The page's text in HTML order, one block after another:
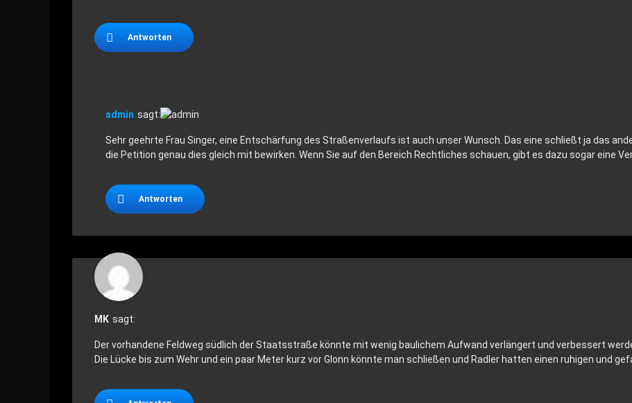
Antworten
admin sagt:
Sehr geehrte Frau Singer, eine Entschärfung des Straßenverlaufs ist auch unser Wunsch. Das eine schließt ja das
die Petition genau dies gleich mit bewirken. Wenn Sie auf den Bereich Rechtliches schauen, gibt es dazu sogar eine
Antworten
MK sagt:
Der vorhandene Feldweg südlich der Staatsstraße könnte mit wenig baulichem Aufwand verlängert und verbessert
Die Lücke bis zum Wehr und ein paar Meter kurz vor Glonn könnte man schließen und Radler hatten einen ruhigen und